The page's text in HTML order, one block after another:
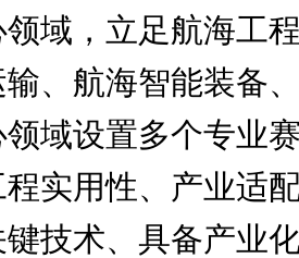
域，立足航海工
、航海智能装备
域设置多个专业
实用性、产业适
技术、具备产业